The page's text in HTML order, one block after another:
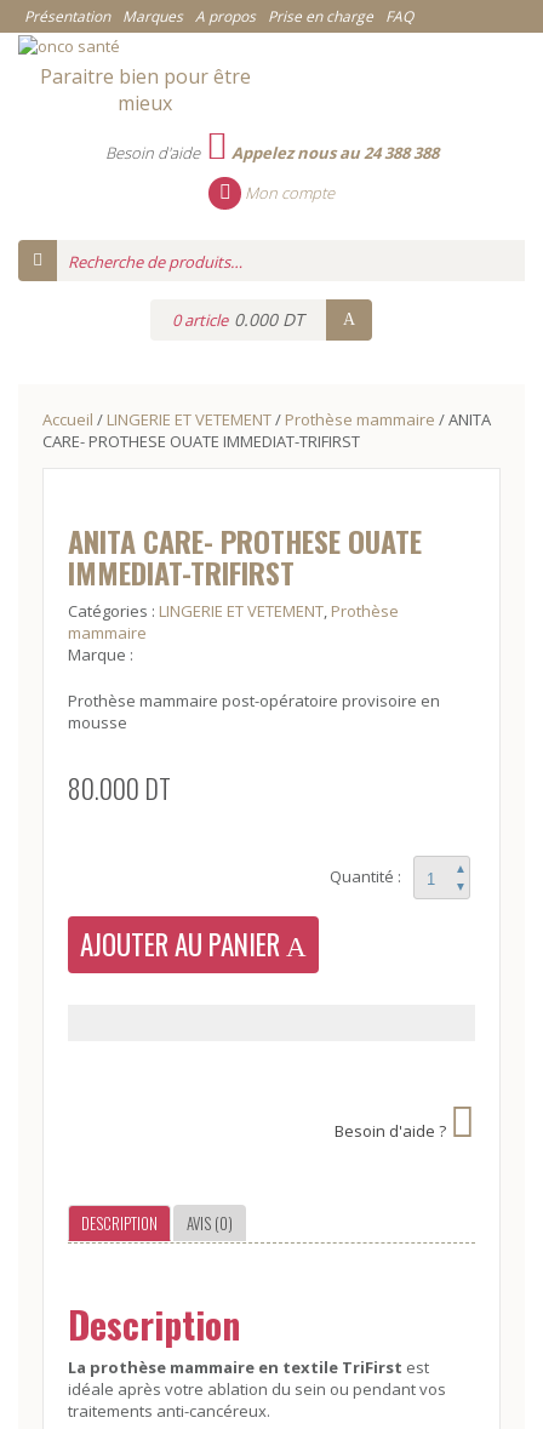
Présentation Marques A propos Prise en charge FAQ
Paraitre bien pour être
mieux
Besoin d'aide
Appelez nous au 24 388 388
Mon compte
0 article 0.000 DT
Accueil / LINGERIE ET VETEMENT/ Prothèse mammaire / ANITA
CARE- PROTHESE OUATE IMMEDIAT-TRIFIRST
ANITA CARE- PROTHESE OUATE
IMMEDIAT-TRIFIRST
Catégories : LINGERIE ET VETEMENT, Prothèse
mammaire
Marque :
Prothèse mammaire post-opératoire provisoire en
mousse
80.000 DT
Quantité
1
▲
▼
Quantité :
AJOUTER AU PANIER
Besoin d'aide ?
DESCRIPTION AVIS (0)
Description
La prothèse mammaire en textile TriFirst est
idéale après votre ablation du sein ou pendant vos
traitements anti-cancéreux.